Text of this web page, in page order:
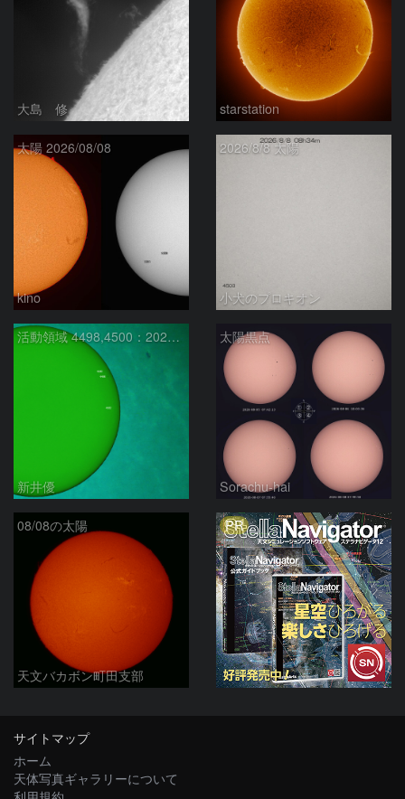
大島 修 starstation
太陽 2026/08/08
kino
2026/8/8 太陽
小犬のプロキオン
活動領域 4498,4500：2026/08/08
新井優
太陽黒点
Sorachu-hai
08/08の太陽
天文バカボン町田支部
PR
サイトマップ
ホーム
天体写真ギャラリーについて